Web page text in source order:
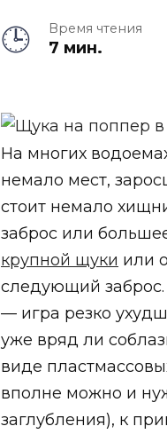
Время чтения
7 мин.
На многих
немало мест,
стоит немало
заброс или
крупной щуки или
следующий заброс.
— игра резко
уже вряд ли
виде
вполне можно и
заглубления), к